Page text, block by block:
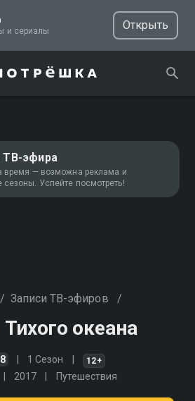
ТВ, фильмы и сериалы
Открыть
ТВ-эфира
время — возможна реклама и
сезоны. Успейте посмотреть!
/ Записи ТВ-эфиров /
океана
1 Сезон 12+
2017 Путешествия